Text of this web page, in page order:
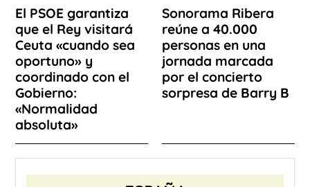
El PSOE garantiza
que el Rey visitará
Ceuta «cuando sea
oportuno» y
coordinado con el
Gobierno:
«Normalidad
absoluta»
Sonorama Ribera
reúne a 40.000
personas en una
jornada marcada
por el concierto
sorpresa de Barry B